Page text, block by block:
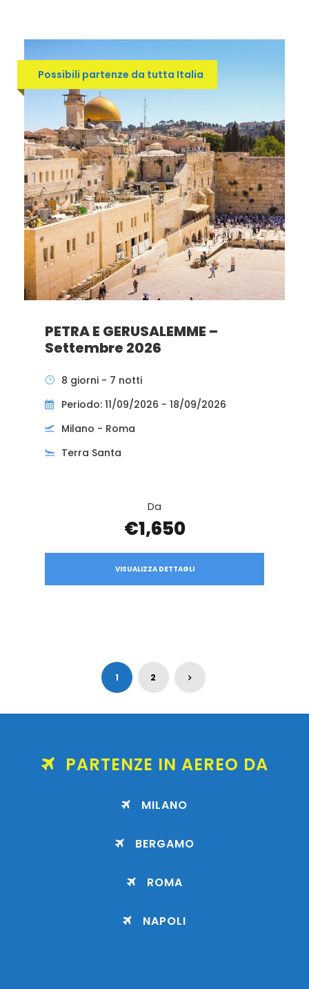
Possibili partenze da tutta Italia
PETRA E GERUSALEMME –
Settembre 2026
8 giorni - 7 notti
Periodo: 11/09/2026 - 18/09/2026
Milano - Roma
Terra Santa
Da
€1,650
VISUALIZZA DETTAGLI
1 2
PARTENZE IN AEREO DA
MILANO
BERGAMO
ROMA
NAPOLI